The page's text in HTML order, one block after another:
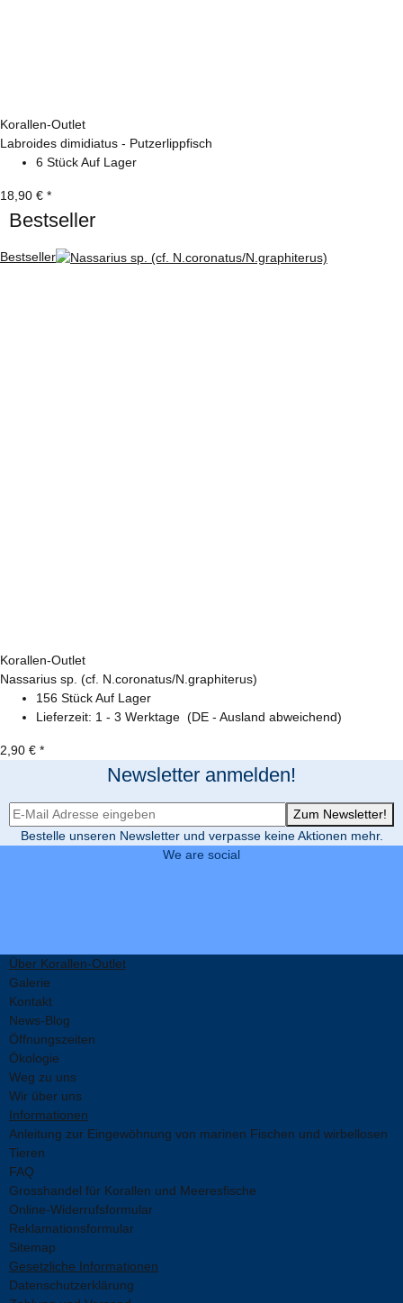
Korallen-Outlet
Labroides dimidiatus - Putzerlippfisch
6 Stück Auf Lager
18,90 € *
Bestseller
Bestseller
Korallen-Outlet
Nassarius sp. (cf. N.coronatus/N.graphiterus)
156 Stück Auf Lager
Lieferzeit: 1 - 3 Werktage (DE - Ausland abweichend)
2,90 € *
Newsletter anmelden!
Newsletter-Registrierung
Zum Newsletter!
Bestelle unseren Newsletter und verpasse keine Aktionen mehr.
We are social
Über Korallen-Outlet
Galerie
Kontakt
News-Blog
Öffnungszeiten
Ökologie
Weg zu uns
Wir über uns
Informationen
Anleitung zur Eingewöhnung von marinen Fischen und wirbellosen
Tieren
FAQ
Grosshandel für Korallen und Meeresfische
Online-Widerrufsformular
Reklamationsformular
Sitemap
Gesetzliche Informationen
Datenschutzerklärung